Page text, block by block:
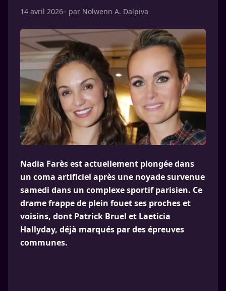
14 avril 2026– par Nolwenn A. Dalpiva
Nadia Farès est actuellement plongée dans
un coma artificiel après une noyade survenue
samedi dans un complexe sportif parisien. Ce
drame frappe de plein fouet ses proches et
voisins, dont Patrick Bruel et Laeticia
Hallyday, déjà marqués par des épreuves
communes.